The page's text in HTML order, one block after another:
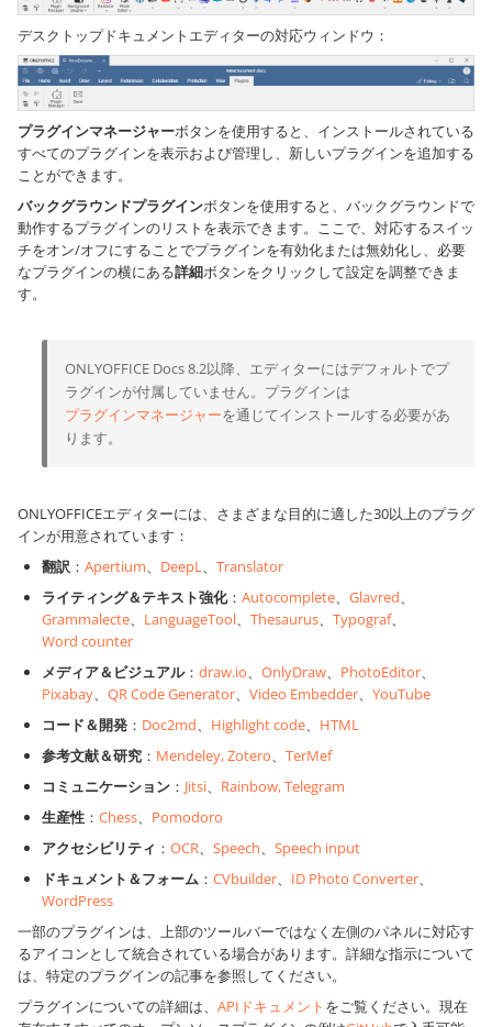
デスクトップドキュメントエディターの対応ウィンドウ：
プラグインマネージャーボタンを使用すると、インストールされている
すべてのプラグインを表示および管理し、新しいプラグインを追加する
ことができます。
バックグラウンドプラグインボタンを使用すると、バックグラウンドで
動作するプラグインのリストを表示できます。ここで、対応するスイッ
チをオン/オフにすることでプラグインを有効化または無効化し、必要
なプラグインの横にある詳細ボタンをクリックして設定を調整できま
す。
ONLYOFFICE Docs 8.2以降、エディターにはデフォルトでプ
ラグインが付属していません。プラグインは
プラグインマネージャーを通じてインストールする必要があ
ります。
ONLYOFFICEエディターには、さまざまな目的に適した30以上のプラグ
インが用意されています：
翻訳 ： Apertium、 DeepL、 Translator
ライティング＆テキスト強化： Autocomplete、 Glavred、
Grammalecte、 LanguageTool、 Thesaurus、 Typograf、
Word counter
メディア＆ビジュアル： draw.io、 OnlyDraw、 PhotoEditor、
Pixabay、 QR Code Generator、 Video Embedder、 YouTube
コード＆開発 ： Doc2md、 Highlight code、 HTML
参考文献＆研究 ： Mendeley, Zotero、 TerMef
コミュニケーション ： Jitsi、 Rainbow, Telegram
生産性 ： Chess、 Pomodoro
アクセシビリティ ： OCR、 Speech、 Speech input
ドキュメント＆フォーム ： CVbuilder、 ID Photo Converter、
WordPress
一部のプラグインは、上部のツールバーではなく左側のパネルに対応す
るアイコンとして統合されている場合があります。詳細な指示について
は、特定のプラグインの記事を参照してください。
プラグインについての詳細は、 APIドキュメント をご覧ください。現在